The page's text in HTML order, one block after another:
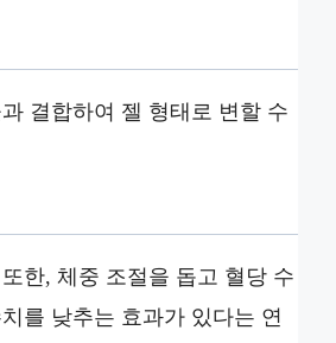
결합하여 젤 형태로 변할 수
한, 체중 조절을 돕고 혈당 수
를 낮추는 효과가 있다는 연